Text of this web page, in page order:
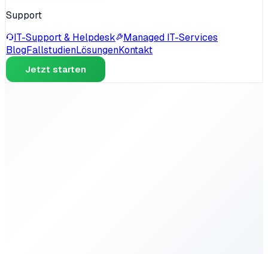
Support
IT-Support & Helpdesk
Managed IT-Services
BlogFallstudienLösungenKontakt
Jetzt starten